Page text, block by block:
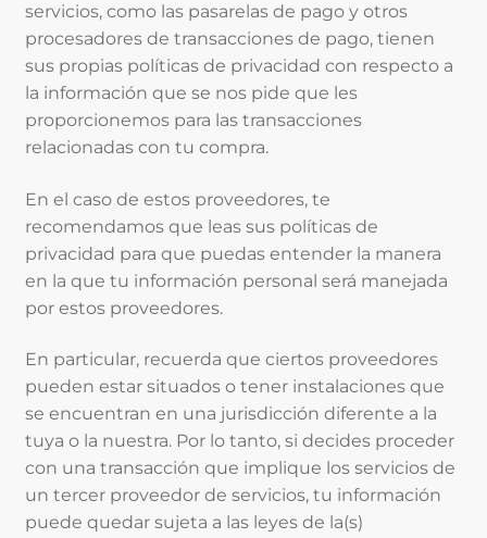
servicios, como las pasarelas de pago y otros
procesadores de transacciones de pago, tienen
sus propias políticas de privacidad con respecto a
la información que se nos pide que les
proporcionemos para las transacciones
relacionadas con tu compra.
En el caso de estos proveedores, te
recomendamos que leas sus políticas de
privacidad para que puedas entender la manera
en la que tu información personal será manejada
por estos proveedores.
En particular, recuerda que ciertos proveedores
pueden estar situados o tener instalaciones que
se encuentran en una jurisdicción diferente a la
tuya o la nuestra. Por lo tanto, si decides proceder
con una transacción que implique los servicios de
un tercer proveedor de servicios, tu información
puede quedar sujeta a las leyes de la(s)